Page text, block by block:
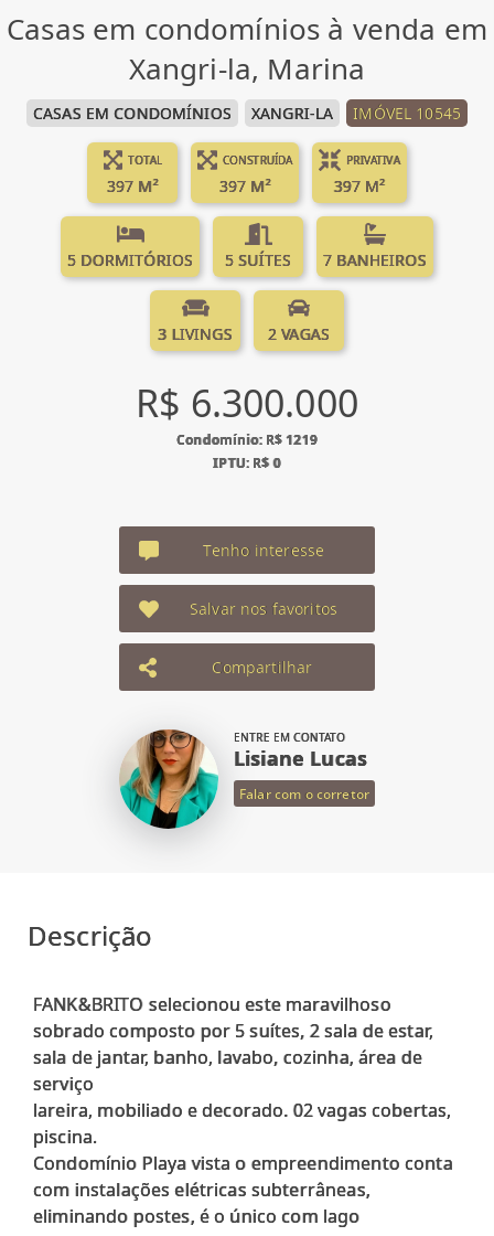
Casas em condomínios à venda em
Xangri-la, Marina
CASAS EM CONDOMÍNIOS XANGRI-LA IMÓVEL 10545
TOTAL
397 M²
CONSTRUÍDA
397 M²
PRIVATIVA
397 M²
5 DORMITÓRIOS 5 SUÍTES 7 BANHEIROS
3 LIVINGS 2 VAGAS
R$ 6.300.000
Condomínio: R$ 1219
IPTU: R$ 0
Tenho interesse
Salvar nos favoritos
Compartilhar
ENTRE EM CONTATO
Lisiane Lucas
Falar com o corretor
Descrição
FANK&BRITO selecionou este maravilhoso
sobrado composto por 5 suítes, 2 sala de estar,
sala de jantar, banho, lavabo, cozinha, área de
serviço
lareira, mobiliado e decorado. 02 vagas cobertas,
piscina.
Condomínio Playa vista o empreendimento conta
com instalações elétricas subterrâneas,
eliminando postes, é o único com lago